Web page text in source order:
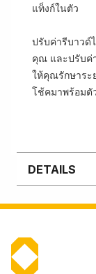
แท็งก์ในตัว
ปรับค่ารีบาวด์
คุณ และปรับค่
ให้คุณรักษาระ
โช้คมาพร้อมตั
DETAILS